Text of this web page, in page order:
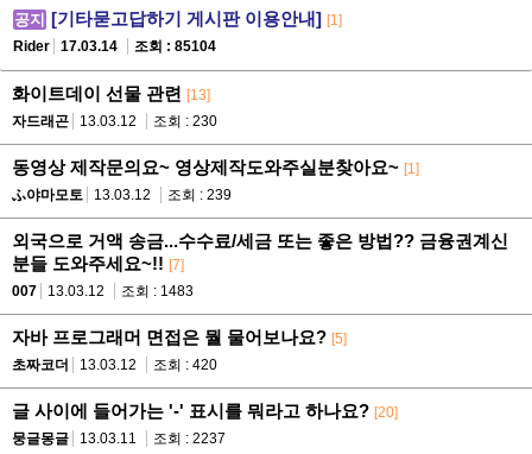
공지 [기타묻고답하기 게시판 이용안내] [1]
Rider
17.03.14 조회 : 85104
화이트데이 선물 관련 [13]
자드래곤
13.03.12 조회 : 230
동영상 제작문의요~ 영상제작도와주실분찾아요~ [1]
ふ야마모토
13.03.12 조회 : 239
외국으로 거액 송금...수수료/세금 또는 좋은 방법?? 금융권계신
분들 도와주세요~!! [7]
007
13.03.12 조회 : 1483
자바 프로그래머 면접은 뭘 물어보나요? [5]
초짜코더
13.03.12 조회 : 420
글 사이에 들어가는 '-' 표시를 뭐라고 하나요? [20]
뭉글몽글
13.03.11 조회 : 2237